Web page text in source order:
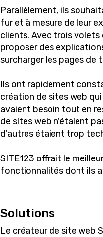
Parallèlement, ils
fur et à mesure de leur
clients. Avec trois volets
proposer des
surcharger les pages de
Ils ont rapidement
création de sites web
avaient besoin tout en
de sites web n'étaient
d'autres étaient trop
SITE123 offrait le
fonctionnalités dont ils
Solutions
Le créateur de site web